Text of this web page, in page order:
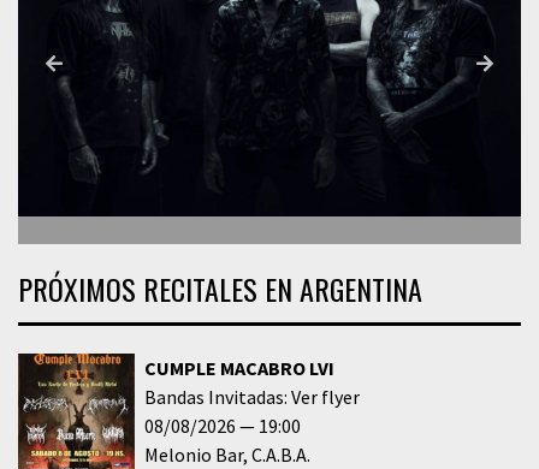
PRÓXIMOS RECITALES EN ARGENTINA
CUMPLE MACABRO LVI
Bandas Invitadas: Ver flyer
08/08/2026
19:00
Melonio Bar C.A.B.A.